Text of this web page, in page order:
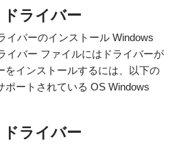
ライバー
イバーのインストール Windows
イバー ファイルにはドライバーが
をインストールするには、以下の
ポートされている OS Windows
ライバー